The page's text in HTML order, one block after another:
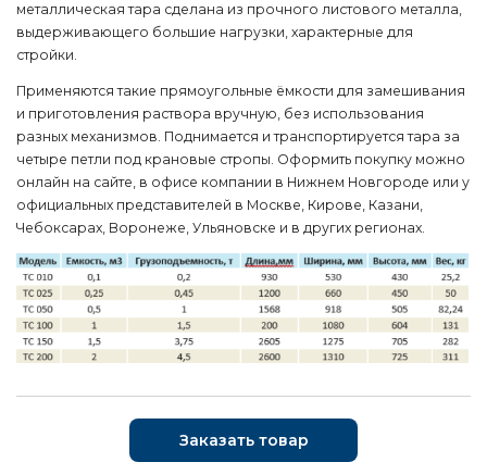
металлическая тара сделана из прочного листового металла,
выдерживающего большие нагрузки, характерные для
стройки.
Применяются такие прямоугольные ёмкости для замешивания
и приготовления раствора вручную, без использования
разных механизмов. Поднимается и транспортируется тара за
четыре петли под крановые стропы. Оформить покупку можно
онлайн на сайте, в офисе компании в Нижнем Новгороде или у
официальных представителей в Москве, Кирове, Казани,
Чебоксарах, Воронеже, Ульяновске и в других регионах.
Заказать товар